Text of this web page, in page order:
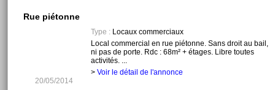
Rue piétonne
20/05/2014
Type :Locaux commerciaux
Local commercial en rue piétonne. Sans droit au bail,
ni pas de porte. Rdc : 68m² + étages. Libre toutes
activités. ...
> Voir le détail de l'annonce